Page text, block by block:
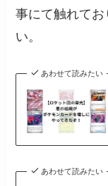
事にて触れて
い。
あわせて読みたい
あわせて読みたい